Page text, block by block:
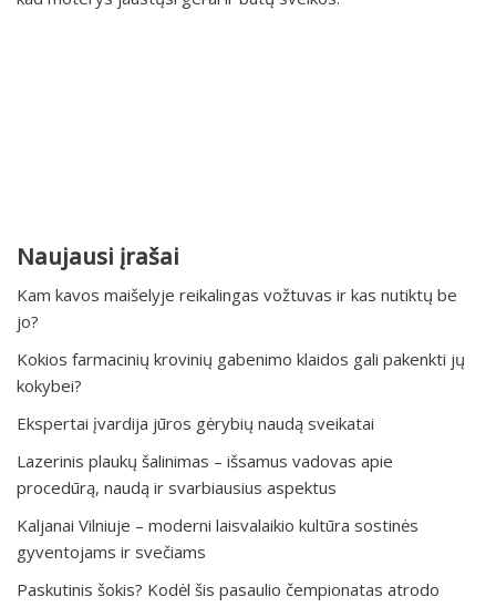
Naujausi įrašai
Kam kavos maišelyje reikalingas vožtuvas ir kas nutiktų be
jo?
Kokios farmacinių krovinių gabenimo klaidos gali pakenkti jų
kokybei?
Ekspertai įvardija jūros gėrybių naudą sveikatai
Lazerinis plaukų šalinimas – išsamus vadovas apie
procedūrą, naudą ir svarbiausius aspektus
Kaljanai Vilniuje – moderni laisvalaikio kultūra sostinės
gyventojams ir svečiams
Paskutinis šokis? Kodėl šis pasaulio čempionatas atrodo